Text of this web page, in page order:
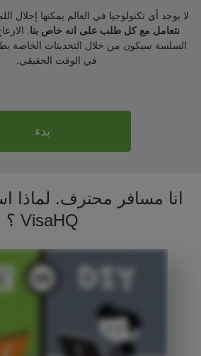
لا يوجد أي تكنولوجيا في العالم يمكنها إحلال
نتعامل مع كل طلب على انه خاص بنا .
السلسة سيكون من خلال التحديثات الخاصة
في الوقت الحقيقي.
بدء
انا مسافر محترف. لماذا
VisaHQ ؟